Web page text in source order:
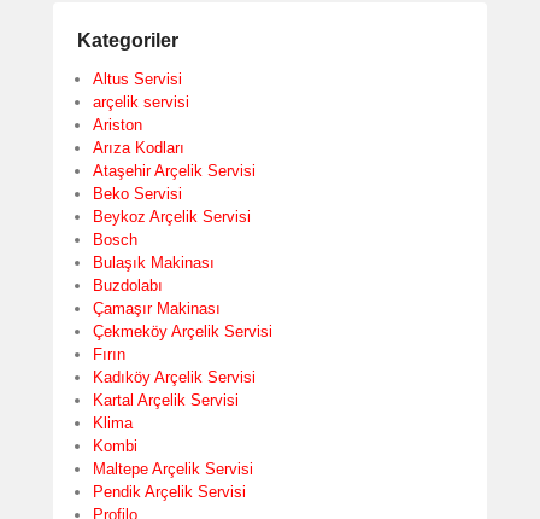
Kategoriler
Altus Servisi
arçelik servisi
Ariston
Arıza Kodları
Ataşehir Arçelik Servisi
Beko Servisi
Beykoz Arçelik Servisi
Bosch
Bulaşık Makinası
Buzdolabı
Çamaşır Makinası
Çekmeköy Arçelik Servisi
Fırın
Kadıköy Arçelik Servisi
Kartal Arçelik Servisi
Klima
Kombi
Maltepe Arçelik Servisi
Pendik Arçelik Servisi
Profilo